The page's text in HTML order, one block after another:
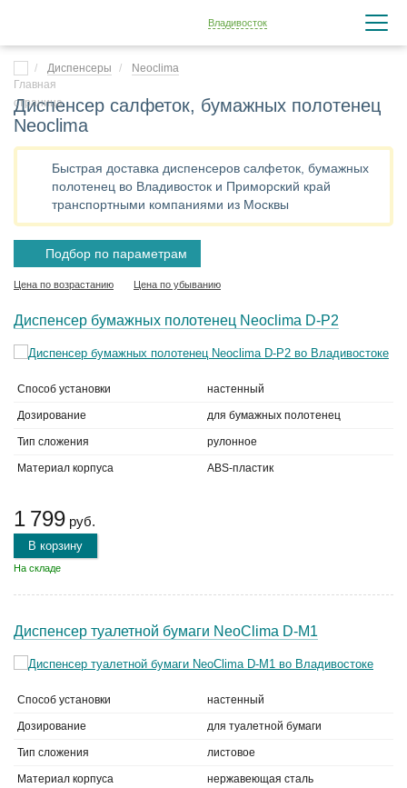
Владивосток
Диспенсеры Neoclima
Диспенсер салфеток, бумажных полотенец
Neoclima
Быстрая доставка диспенсеров салфеток, бумажных
полотенец во Владивосток и Приморский край
транспортными компаниями из Москвы
Подбор по параметрам
Цена по возрастанию Цена по убыванию
Диспенсер бумажных полотенец Neoclima D-P2
Способ установки настенный
Дозирование для бумажных полотенец
Тип сложения рулонное
Материал корпуса ABS-пластик
1 799 руб.
В корзину
На складе
Диспенсер туалетной бумаги NeoClima D-M1
Способ установки настенный
Дозирование для туалетной бумаги
Тип сложения листовое
Материал корпуса нержавеющая сталь